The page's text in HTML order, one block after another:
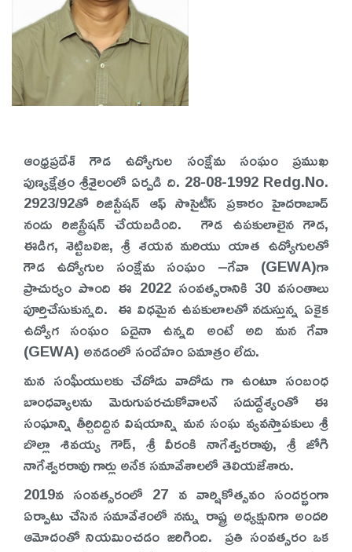
ఆంధ్రప్రదేశ్ గౌడ ఉద్యోగుల సంక్షేమ సంఘం ప్రముఖ
పుణ్యక్షేత్రం శ్రీశైలంలో ఏర్పడి ది. 28-08-1992 Redg.No.
2923/92తో రిజిస్టేషన్ ఆఫ్ సొసైటీస్ ప్రకారం హైదరాబాద్
నందు రిజిస్ట్రేషన్ చేయబడింది. గౌడ ఉపకులాలైన గౌడ,
ఈడిగ, శెట్టిబలిజ, శ్రీ శయన మరియు యాత ఉద్యోగులతో
గౌడ ఉద్యోగుల సంక్షేమ సంఘం –గేవా (GEWA)గా
ప్రాచుర్యం పొంది ఈ 2022 సంవత్సరానికి 30 వసంతాలు
పూర్తిచేసుకున్నది. ఈ విధమైన ఉపకులాలతో నడుస్తున్న ఏకైక
ఉద్యోగ సంఘం ఏదైనా ఉన్నది అంటే అది మన గేవా
(GEWA) అనడంలో సందేహం ఏమాత్రం లేదు.
మన సంఘీయులకు చేదోడు వాదోడు గా ఉంటూ సంబంధ
బాంధవ్యాలను మెరుగుపరచుకోవాలనే సదుద్దేశ్యంతో ఈ
సంఘాన్ని తీర్చిదిద్దిన విషయాన్ని మన సంఘ వ్యవస్తాపకులు శ్రీ
బొల్లా శివయ్య గౌడ్, శ్రీ వీరంకి నాగేశ్వరరావు, శ్రీ జోగి
నాగేశ్వరరావు గార్లు అనేక సమావేశాలలో తెలియజేశారు.
2019వ సంవత్సరంలో 27 వ వార్షికోత్సవం సందర్భంగా
ఏర్పాటు చేసిన సమావేశంలో నన్ను రాష్ట్ర అధ్యక్షునిగా అందరి
ఆమోదంతో నియమించడం జరిగింది. ప్రతి సంవత్సరం ఒక